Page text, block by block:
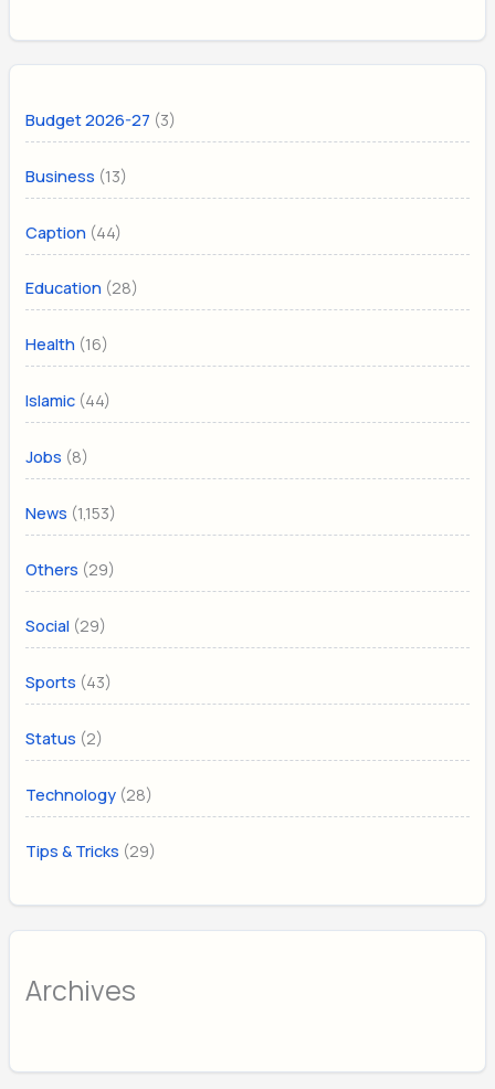
Budget 2026-27 (3)
Business (13)
Caption (44)
Education (28)
Health (16)
Islamic (44)
Jobs (8)
News (1,153)
Others (29)
Social (29)
Sports (43)
Status (2)
Technology (28)
Tips & Tricks (29)
Archives